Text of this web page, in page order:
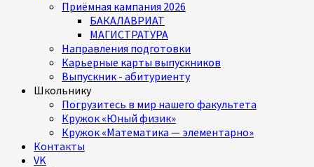
Приёмная кампания 2026
БАКАЛАВРИАТ
МАГИСТРАТУРА
Направления подготовки
Карьерные карты выпускников
Выпускник - абитуриенту
Школьнику
Погрузитесь в мир нашего факультета
Кружок «Юный физик»
Кружок «Математика — элементарно»
Контакты
VK